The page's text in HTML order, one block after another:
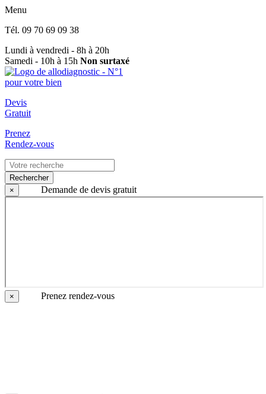
Menu
Tél. 09 70 69 09 38
Lundi à vendredi - 8h à 20h
Samedi - 10h à 15h Non surtaxé
Devis
Gratuit
Prenez
Rendez-vous
Rechercher
×
Demande de devis gratuit
× Prenez rendez-vous